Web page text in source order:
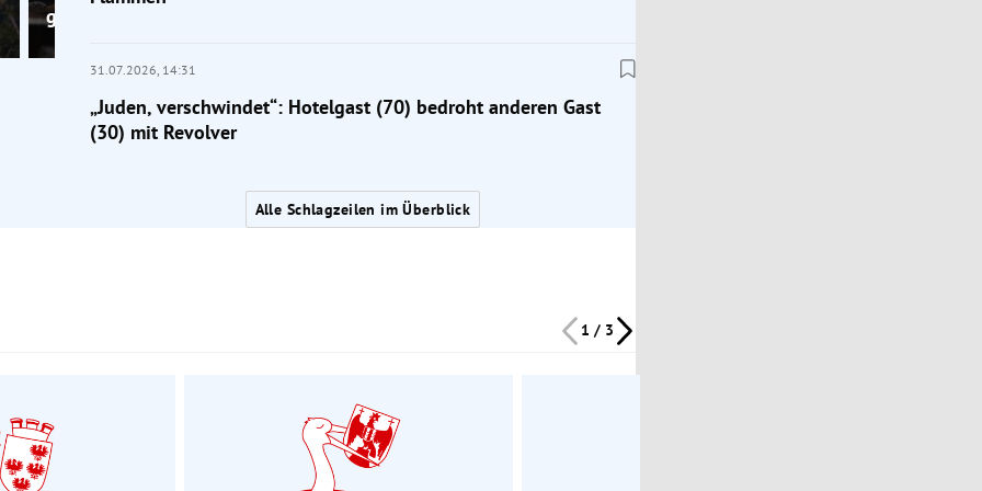
gestorben
31.07.2026, 14:31
„Juden, verschwindet“: Hotelgast (70) bedroht anderen Gast
(30) mit Revolver
Alle Schlagzeilen im Überblick
1 / 3